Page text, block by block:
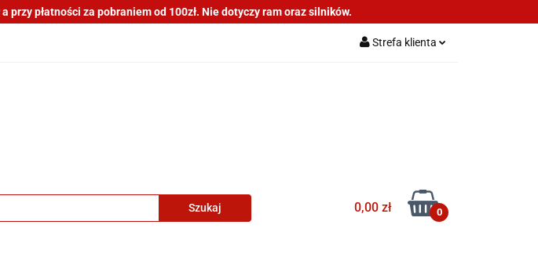
przy płatności za pobraniem od 100zł. Nie dotyczy ram oraz silników.
Strefa klienta
0,00 zł 0